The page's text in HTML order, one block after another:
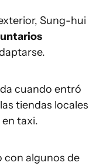
Sung-hui
cuando entró
tiendas locales
taxi.
con algunos de